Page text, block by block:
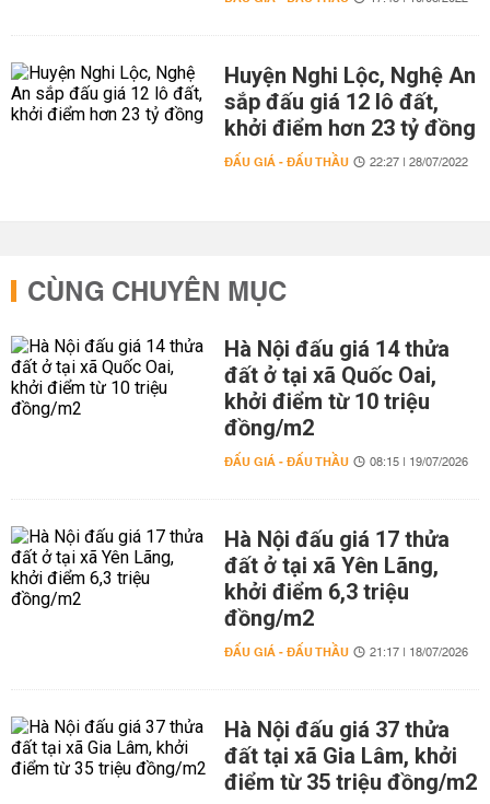
Huyện Nghi Lộc, Nghệ An
sắp đấu giá 12 lô đất,
khởi điểm hơn 23 tỷ đồng
ĐẤU GIÁ - ĐẤU THẦU 22:27 | 28/07/2022
CÙNG CHUYÊN MỤC
Hà Nội đấu giá 14 thửa
đất ở tại xã Quốc Oai,
khởi điểm từ 10 triệu
đồng/m2
ĐẤU GIÁ - ĐẤU THẦU 08:15 | 19/07/2026
Hà Nội đấu giá 17 thửa
đất ở tại xã Yên Lãng,
khởi điểm 6,3 triệu
đồng/m2
ĐẤU GIÁ - ĐẤU THẦU 21:17 | 18/07/2026
Hà Nội đấu giá 37 thửa
đất tại xã Gia Lâm, khởi
điểm từ 35 triệu đồng/m2